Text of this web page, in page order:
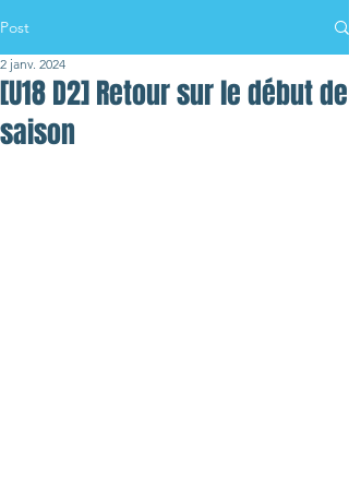
Post
[U18 D2] Retour sur le début de
saison
2 janv. 2024